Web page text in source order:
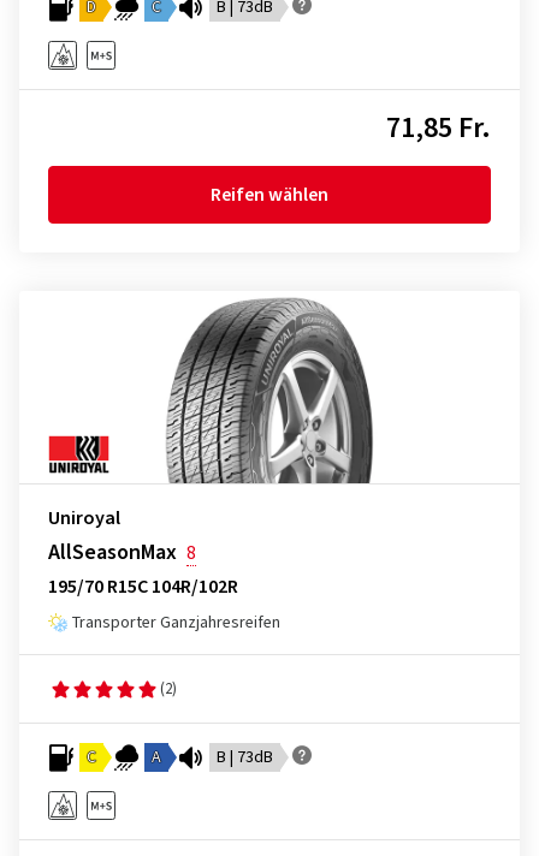
D C B | 73dB
71,85 Fr.
Reifen wählen
Uniroyal
AllSeasonMax 8
195/70 R15C 104R/102R
Transporter Ganzjahresreifen
(2)
C A B | 73dB